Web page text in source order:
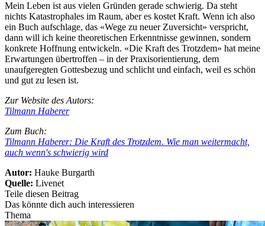
Mein Leben ist aus vielen Gründen gerade schwierig. Da steht
nichts Katastrophales im Raum, aber es kostet Kraft. Wenn ich also
ein Buch aufschlage, das «Wege zu neuer Zuversicht» verspricht,
dann will ich keine theoretischen Erkenntnisse gewinnen, sondern
konkrete Hoffnung entwickeln. «Die Kraft des Trotzdem» hat meine
Erwartungen übertroffen – in der Praxisorientierung, dem
unaufgeregten Gottesbezug und schlicht und einfach, weil es schön
und gut zu lesen ist.
Zur Website des Autors:
Tilmann Haberer
Zum Buch:
Tilmann Haberer: Die Kraft des Trotzdem. Wie man weitermacht,
auch wenn's schwierig wird
Autor: Hauke Burgarth
Quelle: Livenet
Teile diesen Beitrag
Das könnte dich auch interessieren
Thema